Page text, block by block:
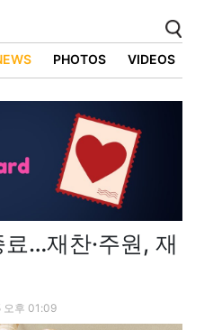
PHOTOS VIDEOS
…재찬·주원, 재
오후 01:09